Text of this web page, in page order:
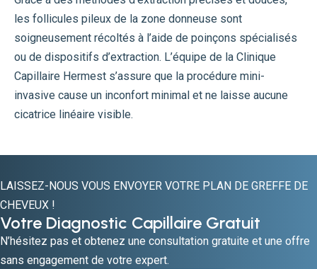
les follicules pileux de la zone donneuse sont
soigneusement récoltés à l’aide de poinçons spécialisés
ou de dispositifs d’extraction. L’équipe de la Clinique
Capillaire Hermest s’assure que la procédure mini-
invasive cause un inconfort minimal et ne laisse aucune
cicatrice linéaire visible.
LAISSEZ-NOUS VOUS ENVOYER VOTRE PLAN DE GREFFE DE
CHEVEUX !
Votre Diagnostic Capillaire Gratuit
N’hésitez pas et obtenez une consultation gratuite et une offre
sans engagement de votre expert.